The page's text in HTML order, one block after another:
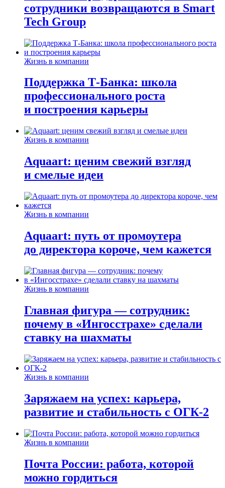
сотрудники возвращаются в Smart
Tech Group
Жизнь в компании
Поддержка Т-Банка: школа
профессионального роста
и построения карьеры
Жизнь в компании
Aquaart: ценим свежий взгляд
и смелые идеи
Жизнь в компании
Aquaart: путь от промоутера
до директора короче, чем кажется
Жизнь в компании
Главная фигура — сотрудник:
почему в «Ингосстрахе» сделали
ставку на шахматы
Жизнь в компании
Заряжаем на успех: карьера,
развитие и стабильность c ОГК-2
Жизнь в компании
Почта России: работа, которой
можно гордиться